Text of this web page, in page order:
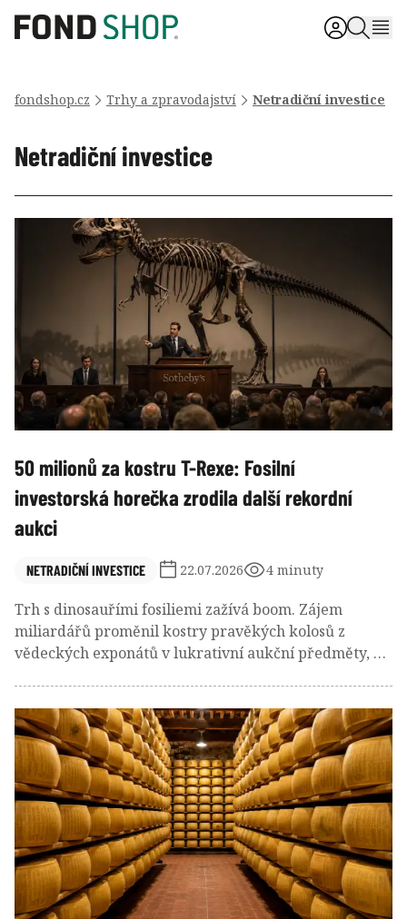
fondshop.cz Trhy a zpravodajství Netradiční investice
Netradiční investice
50 milionů za kostru T-Rexe: Fosilní
investorská horečka zrodila další rekordní
aukci
NETRADIČNÍ INVESTICE 22.07.2026 4 minuty
Trh s dinosauřími fosiliemi zažívá boom. Zájem
miliardářů proměnil kostry pravěkých kolosů z
vědeckých exponátů v lukrativní aukční předměty, na
pak rostou obavy o paleontologii.